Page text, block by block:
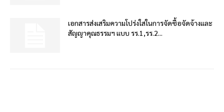
เอกสารส่งเสริมความโปร่งใสในการจัดซื้อจัดจ้างและ
สัญญาคุณธรรมฯ แบบ รร.1,รร.2...